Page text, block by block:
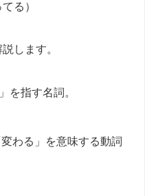
る）
します。
を指す名詞。
わる」を意味する動詞